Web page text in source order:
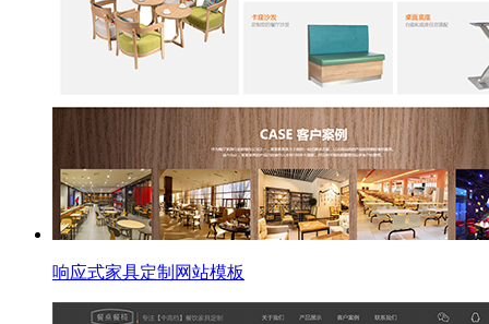
响应式家具定制网站模板